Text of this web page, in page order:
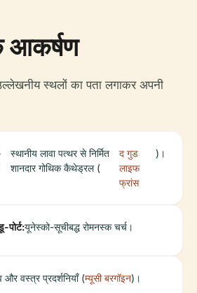
स्थलों का पता लगाकर अपनी
स्थानीय लावा पत्थर से निर्मित
शानदार गोथिक कैथेड्रल (
द गुड
लाइफ
फ्रांस
)।
पोर्ट:यूनेस्को-सूचीबद्ध रोमनस्क चर्च।
और वस्त्र प्रदर्शनियाँ (म्यूसी बरगॉइन)।